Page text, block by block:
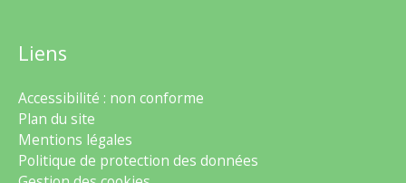
Liens
Accessibilité : non conforme
Plan du site
Mentions légales
Politique de protection des données